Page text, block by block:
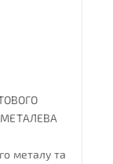
МЕТАЛЕВА
металу та